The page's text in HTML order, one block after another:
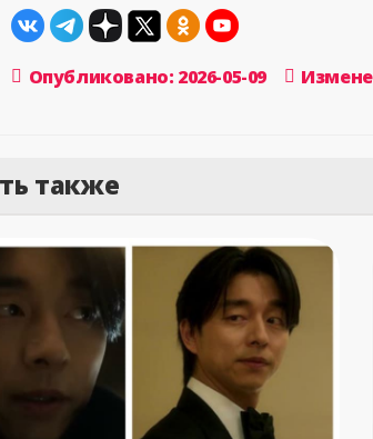
Опубликовано: 2026-05-09
также